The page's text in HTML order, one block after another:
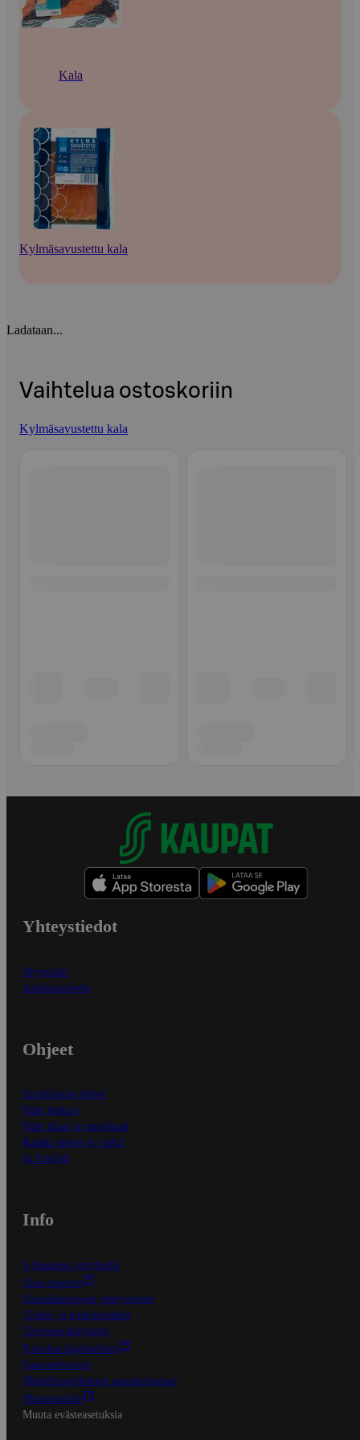
Kala
Kylmäsavustettu kala
Ladataan...
Vaihtelua ostoskoriin
Kylmäsavustettu kala
Yhteystiedot
Myymälät
Asiakaspalvelu
Ohjeet
Ensitilaajan ohjeet
Näin maksat
Näin tilaat ja muokkaat
Kaikki ohjeet ja vinkit
In English
Info
S-Business yrityksille
Oiva-raportit
Osuuskauppojen yhteystiedot
Tilaus- ja toimitusehdot
Tietosuojakäytäntö
Palvelun käyttöehdot
Saavutettavuus
Mobiilisovelluksen saavutettavuus
Mainostajalle
Muuta evästeasetuksia